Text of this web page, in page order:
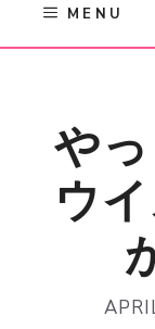
MENU
や
ウ